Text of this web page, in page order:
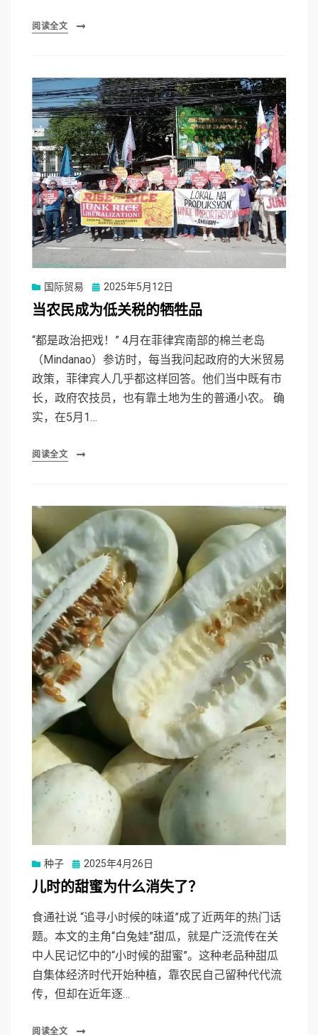
阅读全文
国际贸易
Posted
on
2025年5月12日
当农民成为低关税的牺牲品
“都是政治把戏！” 4月在菲律宾南部的棉兰老岛
（Mindanao）参访时，每当我问起政府的大米贸易
政策，菲律宾人几乎都这样回答。他们当中既有市
长，政府农技员，也有靠土地为生的普通小农。 确
实，在5月1…
阅读全文
种子
Posted
on
2025年4月26日
儿时的甜蜜为什么消失了？
食通社说 “追寻小时候的味道”成了近两年的热门话
题。本文的主角“白兔娃”甜瓜，就是广泛流传在关
中人民记忆中的“小时候的甜蜜”。这种老品种甜瓜
自集体经济时代开始种植，靠农民自己留种代代流
传，但却在近年逐…
阅读全文